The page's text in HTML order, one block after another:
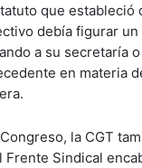
que estableció
debía figurar un
a su secretaría
en materia
la CGT
Frente Sindical